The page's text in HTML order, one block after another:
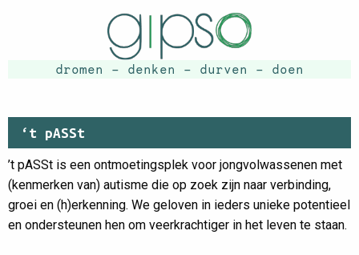
dromen - denken - durven - doen
‘t pASSt
’t pASSt is een ontmoetingsplek voor jongvolwassenen met
(kenmerken van) autisme die op zoek zijn naar verbinding,
groei en (h)erkenning. We geloven in ieders unieke potentieel
en ondersteunen hen om veerkrachtiger in het leven te staan.